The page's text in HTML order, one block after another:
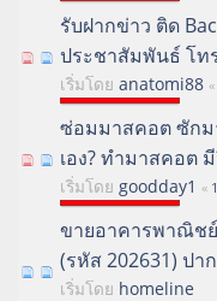
รับฝากข่าว ติด
ประชาสัมพันธ์ โท
เริ่มโดย anatomi88 «
ซ่อมมาสคอต ซักม
เอง? ทำมาสคอต
เริ่มโดย goodday1 « 1
ขายอาคารพาณิช
(รหัส 202631) ปา
เริ่มโดย homeline